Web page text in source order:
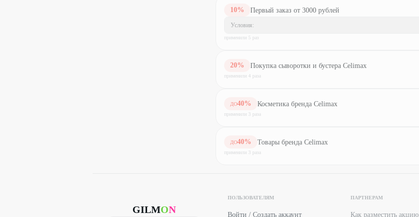
10% Первый заказ от 3000 рублей
Условия:
применили 5 раз
20% Покупка сыворотки и бустера Celimax
применили 4 раз а
ДО40% Косметика бренда Celimax
применили 3 раз а
ДО40% Товары бренда Celimax
применили 3 раз а
GILMON
ПОЛЬЗОВАТЕЛЯМ
Войти / Создать аккаунт
ПАРТНЕРАМ
Как разместить акцию